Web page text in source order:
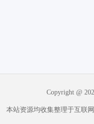
Copyright @
本站资源均收集整理于互联